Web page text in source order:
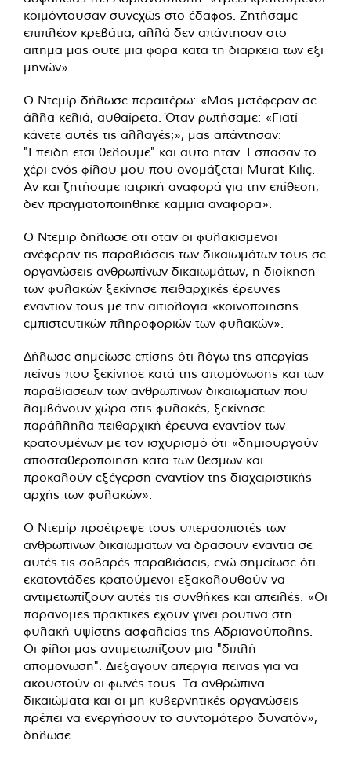
κοιμόντουσαν συνεχώς στο έδαφος. Ζητήσαμε
επιπλέον κρεβάτια, αλλά δεν απάντησαν στο
αίτημά μας ούτε μία φορά κατά τη διάρκεια των έξι
μηνών».
Ο Ντεμίρ δήλωσε περαιτέρω: «Μας μετέφεραν σε
άλλα κελιά, αυθαίρετα. Όταν ρωτήσαμε: «Γιατί
κάνετε αυτές τις αλλαγές;», μας απάντησαν:
"Επειδή έτσι θέλουμε" και αυτό ήταν. Έσπασαν το
χέρι ενός φίλου μου που ονομάζεται Murat Kılıç.
Αν και ζητήσαμε ιατρική αναφορά για την επίθεση,
δεν πραγματοποιήθηκε καμμία αναφορά».
Ο Ντεμίρ δήλωσε ότι όταν οι φυλακισμένοι
ανέφεραν τις παραβιάσεις των δικαιωμάτων τους σε
οργανώσεις ανθρωπίνων δικαιωμάτων, η διοίκηση
των φυλακών ξεκίνησε πειθαρχικές έρευνες
εναντίον τους με την αιτιολογία «κοινοποίησης
εμπιστευτικών πληροφοριών των φυλακών».
Δήλωσε σημείωσε επίσης ότι λόγω της απεργίας
πείνας που ξεκίνησε κατά της απομόνωσης και των
παραβιάσεων των ανθρωπίνων δικαιωμάτων που
λαμβάνουν χώρα στις φυλακές, ξεκίνησε
παράλληλα πειθαρχική έρευνα εναντίον των
κρατουμένων με τον ισχυρισμό ότι «δημιουργούν
αποσταθεροποίηση κατά των θεσμών και
προκαλούν εξέγερση εναντίον της διαχειριστικής
αρχής των φυλακών».
Ο Ντεμίρ προέτρεψε τους υπερασπιστές των
ανθρωπίνων δικαιωμάτων να δράσουν ενάντια σε
αυτές τις σοβαρές παραβιάσεις, ενώ σημείωσε ότι
εκατοντάδες κρατούμενοι εξακολουθούν να
αντιμετωπίζουν αυτές τις συνθήκες και απειλές. «Οι
παράνομες πρακτικές έχουν γίνει ρουτίνα στη
φυλακή υψίστης ασφαλείας της Αδριανούπολης.
Οι φίλοι μας αντιμετωπίζουν μια "διπλή
απομόνωση". Διεξάγουν απεργία πείνας για να
ακουστούν οι φωνές τους. Τα ανθρώπινα
δικαιώματα και οι μη κυβερνητικές οργανώσεις
πρέπει να ενεργήσουν το συντομότερο δυνατόν»,
δήλωσε.